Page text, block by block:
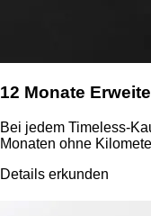
12 Monate
Bei jedem Timeless-
Monaten ohne
Details erkunden